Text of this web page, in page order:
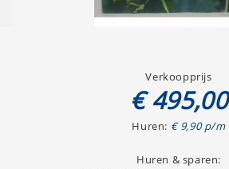
Verkoopprijs
€ 495,00
Huren: € 9,90 p/m
Huren & sparen: